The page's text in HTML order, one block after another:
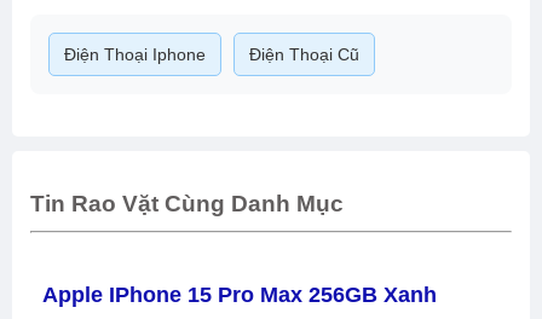
Điện Thoại Iphone Điện Thoại Cũ
Tin Rao Vặt Cùng Danh Mục
Apple IPhone 15 Pro Max 256GB Xanh